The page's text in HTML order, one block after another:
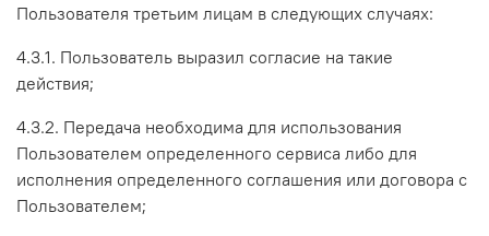
Пользователя третьим лицам в следующих случаях:
4.3.1. Пользователь выразил согласие на такие
действия;
4.3.2. Передача необходима для использования
Пользователем определенного сервиса либо для
исполнения определенного соглашения или договора с
Пользователем;